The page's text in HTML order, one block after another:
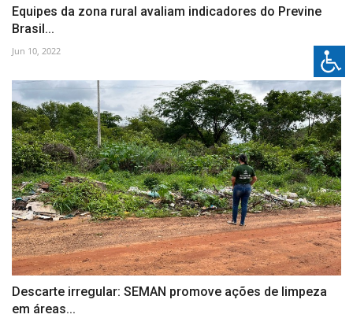
Equipes da zona rural avaliam indicadores do Previne
Brasil...
Jun 10, 2022
Descarte irregular: SEMAN promove ações de limpeza
em áreas...